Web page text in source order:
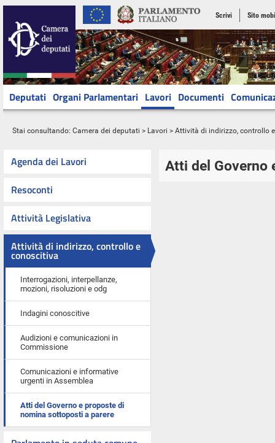
Scrivi Sito
Deputati Organi Parlamentari Lavori Documenti
Stai consultando: Camera dei deputati > Lavori > Attività di indirizzo, controllo
Agenda dei Lavori
Resoconti
Attività Legislativa
Attività di indirizzo, controllo e
conoscitiva
Interrogazioni, interpellanze,
mozioni, risoluzioni e odg
Indagini conoscitive
Audizioni e comunicazioni in
Commissione
Comunicazioni e informative
urgenti in Assemblea
Atti del Governo e proposte di
nomina sottoposti a parere
Atti del Governo